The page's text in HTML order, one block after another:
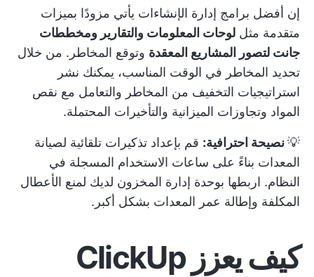
إن أفضل برامج إدارة الإنشاءات يأتي مزودًا بميزات
متقدمة مثل لوحات المعلومات والتقارير ومخططات
جانت لتصور المشاريع المعقدة وتوقع المخاطر. من خلال
تحديد المخاطر في الوقت المناسب، يمكنك نشر
استراتيجيات التخفيف من المخاطر والتعامل مع نقص
المواد وتجاوزات الميزانية والتأخيرات المحتملة.
💡نصيحة احترافية: قم بإعداد تذكيرات تلقائية لصيانة
المعدات بناءً على ساعات الاستخدام المسجلة في
النظام. اربطها بوحدة إدارة المخزون لديك لمنع الأعطال
المكلفة وإطالة عمر المعدات بشكل أكبر.
كيف يعزز ClickUp